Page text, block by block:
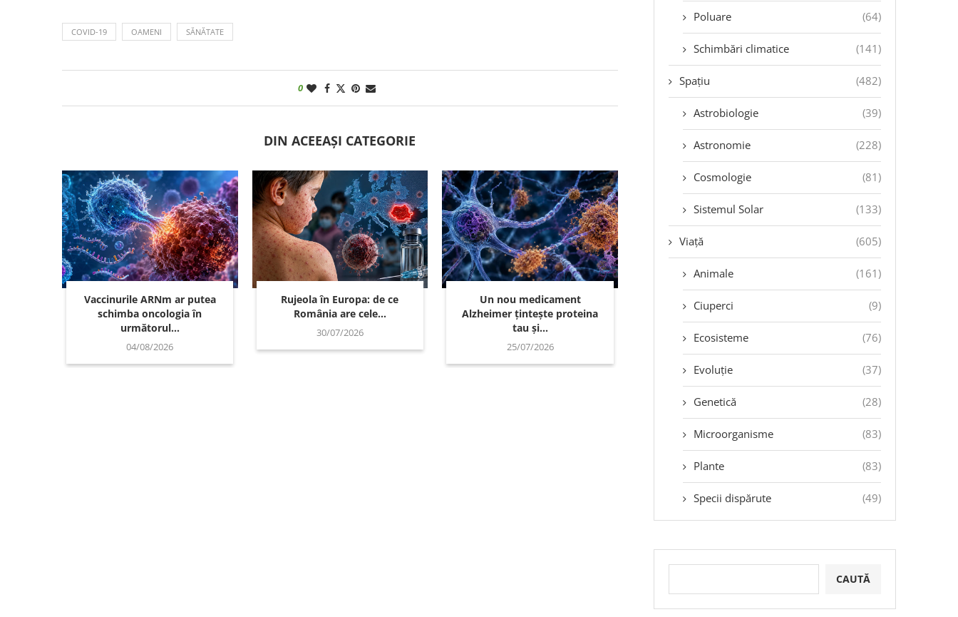
COVID-19 OAMENI SĂNĂTATE
0
DIN ACEEAȘI CATEGORIE
Vaccinurile ARNm ar putea
schimba oncologia în
următorul...
04/08/2026
Rujeola în Europa: de ce
România are cele...
30/07/2026
Un nou medicament
Alzheimer țintește proteina
tau și...
25/07/2026
Poluare (64)
Schimbări climatice (141)
Spațiu (482)
Astrobiologie (39)
Astronomie (228)
Cosmologie (81)
Sistemul Solar (133)
Viață (605)
Animale (161)
Ciuperci (9)
Ecosisteme (76)
Evoluție (37)
Genetică (28)
Microorganisme (83)
Plante (83)
Specii dispărute (49)
CAUTĂ